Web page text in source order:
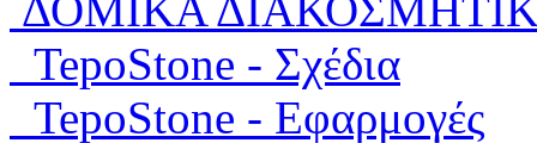
ΔΟΜΙΚΑ
TepoStone - Σχέδια
TepoStone - Εφαρμογές